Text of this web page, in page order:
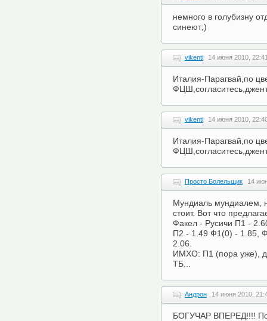
немного в голубизну
синеют;)
vikenti 14 июня 2010,
Италия-Парагвай,по
vikenti 14 июня 2010,
Италия-Парагвай,по
Просто Болельщик 14
Мундиаль мундиалем,
стоит. Вот что
Факел - Русичи П1 -
П2 - 1.49 Ф1(0) - 1.85,
2.06.
ИМХО: П1 (пора уже),
ТБ...
Андрон 14 июня 2010,
БОГУЧАР ВПЕРЕД!!!!